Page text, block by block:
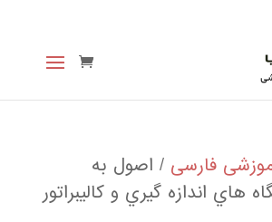
فارسی / اصول به
هاي اندازه گيري و كاليبراتور